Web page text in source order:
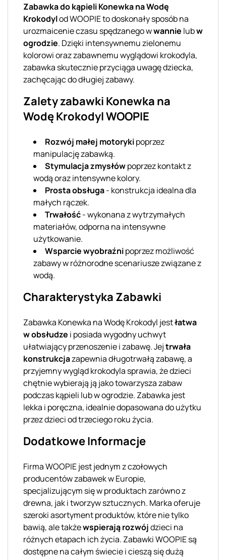
Zabawka do kąpieli Konewka na Wodę
Krokodylod WOOPIE to doskonały sposób na
urozmaicenie czasu spędzanego wwannie lubw
ogrodzie. Dzięki intensywnemu zielonemu
kolorowi oraz zabawnemu wyglądowi krokodyla,
zabawka skutecznie przyciąga uwagę dziecka,
zachęcając do długiej zabawy.
Zalety zabawki Konewka na
Wodę Krokodyl WOOPIE
Rozwój małej motorykipoprzez
manipulację zabawką.
Stymulacja zmysłówpoprzez kontakt z
wodą oraz intensywne kolory.
Prosta obsługa- konstrukcja idealna dla
małych rączek.
Trwałość- wykonana z wytrzymałych
materiałów, odporna na intensywne
użytkowanie.
Wsparcie wyobraźnipoprzez możliwość
zabawy w różnorodne scenariusze związane z
wodą.
Charakterystyka Zabawki
Zabawka Konewka na Wodę Krokodyl jestłatwa
w obsłudze i posiada wygodny uchwyt
ułatwiający przenoszenie i zabawę. Jejtrwała
konstrukcjazapewnia długotrwałą zabawę, a
przyjemny wygląd krokodyla sprawia, że dzieci
chętnie wybierają ją jako towarzysza zabaw
podczas kąpieli lub w ogrodzie. Zabawka jest
lekka i poręczna, idealnie dopasowana do użytku
przez dzieci od trzeciego roku życia.
Dodatkowe Informacje
Firma WOOPIE jest jednym z czołowych
producentów zabawek w Europie,
specjalizującym się w produktach zarówno z
drewna, jak i tworzyw sztucznych. Marka oferuje
szeroki asortyment produktów, które nie tylko
bawią, ale takżewspierają rozwójdzieci na
różnych etapach ich życia. Zabawki WOOPIE są
dostępne na całym świecie i cieszą się dużą